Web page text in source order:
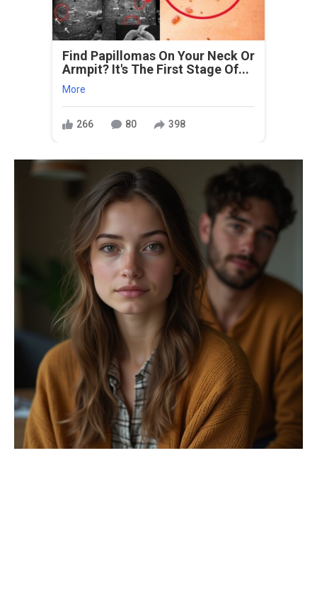
Find Papillomas On Your Neck Or
Armpit? It's The First Stage Of...
More
266 80 398